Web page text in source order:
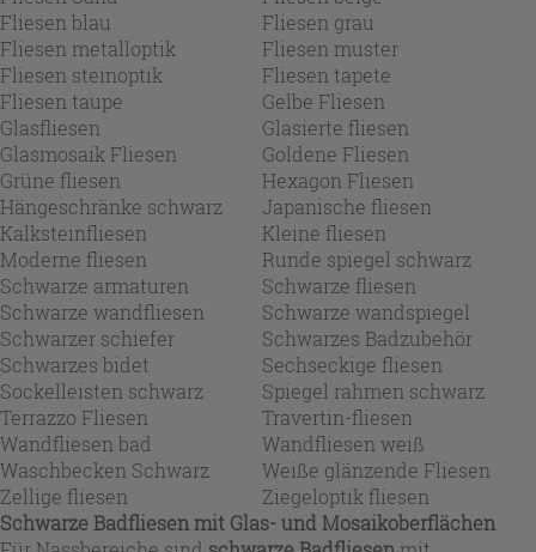
Fliesen blau
Fliesen grau
Fliesen metalloptik
Fliesen muster
Fliesen steinoptik
Fliesen tapete
Fliesen taupe
Gelbe Fliesen
Glasfliesen
Glasierte fliesen
Glasmosaik Fliesen
Goldene Fliesen
Grüne fliesen
Hexagon Fliesen
Hängeschränke schwarz
Japanische fliesen
Kalksteinfliesen
Kleine fliesen
Moderne fliesen
Runde spiegel schwarz
Schwarze armaturen
Schwarze fliesen
Schwarze wandfliesen
Schwarze wandspiegel
Schwarzer schiefer
Schwarzes Badzubehör
Schwarzes bidet
Sechseckige fliesen
Sockelleisten schwarz
Spiegel rahmen schwarz
Terrazzo Fliesen
Travertin-fliesen
Wandfliesen bad
Wandfliesen weiß
Waschbecken Schwarz
Weiße glänzende Fliesen
Zellige fliesen
Ziegeloptik fliesen
Schwarze Badfliesen mit Glas- und Mosaikoberflächen